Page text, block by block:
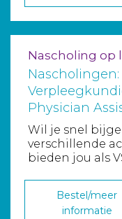
Nascholing op
Physician
Wil je snel
verschillende
bieden jou als
Bestel/meer
informatie